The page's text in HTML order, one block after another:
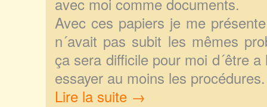
Avec ces papiers je me
n´avait pas subit les mêmes
ça sera difficile pour moi d´être
essayer au moins les procédures.
Lire la suite →